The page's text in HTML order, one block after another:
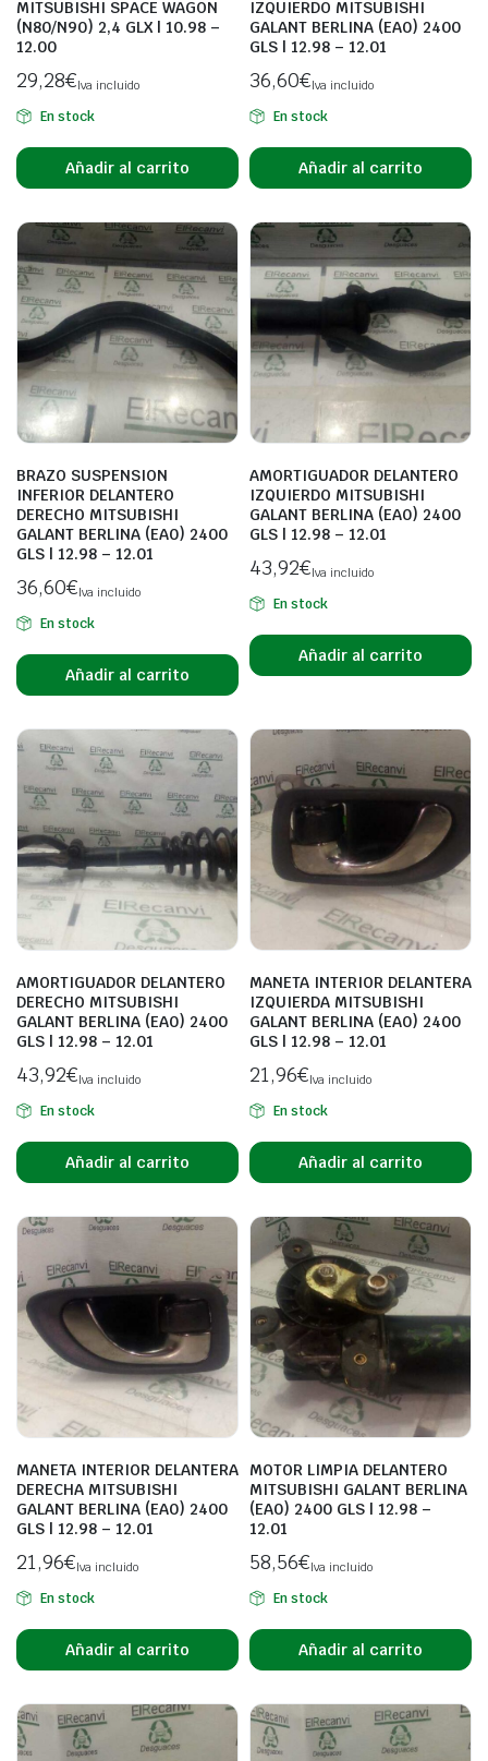
MITSUBISHI SPACE WAGON
(N80/N90) 2,4 GLX | 10.98 –
12.00
29,28€Iva incluido
En stock
Añadir al carrito
IZQUIERDO MITSUBISHI
GALANT BERLINA (EA0) 2400
GLS | 12.98 – 12.01
36,60€Iva incluido
En stock
Añadir al carrito
BRAZO SUSPENSION
INFERIOR DELANTERO
DERECHO MITSUBISHI
GALANT BERLINA (EA0) 2400
GLS | 12.98 – 12.01
36,60€Iva incluido
En stock
Añadir al carrito
AMORTIGUADOR DELANTERO
IZQUIERDO MITSUBISHI
GALANT BERLINA (EA0) 2400
GLS | 12.98 – 12.01
43,92€Iva incluido
En stock
Añadir al carrito
AMORTIGUADOR DELANTERO
DERECHO MITSUBISHI
GALANT BERLINA (EA0) 2400
GLS | 12.98 – 12.01
43,92€Iva incluido
En stock
Añadir al carrito
MANETA INTERIOR DELANTERA
IZQUIERDA MITSUBISHI
GALANT BERLINA (EA0) 2400
GLS | 12.98 – 12.01
21,96€Iva incluido
En stock
Añadir al carrito
MANETA INTERIOR DELANTERA
DERECHA MITSUBISHI
GALANT BERLINA (EA0) 2400
GLS | 12.98 – 12.01
21,96€Iva incluido
En stock
Añadir al carrito
MOTOR LIMPIA DELANTERO
MITSUBISHI GALANT BERLINA
(EA0) 2400 GLS | 12.98 –
12.01
58,56€Iva incluido
En stock
Añadir al carrito